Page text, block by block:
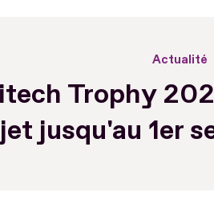
Actualité
Trophy
jusqu'au 1er